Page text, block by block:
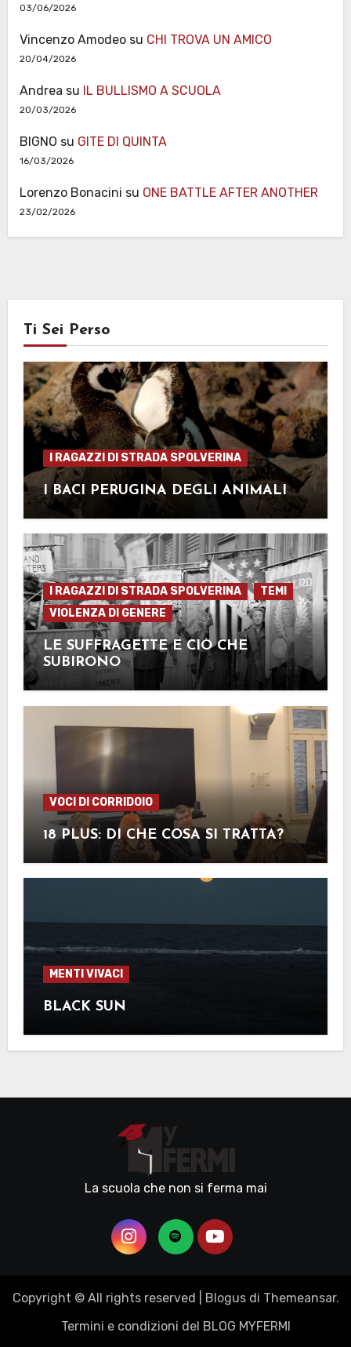
03/06/2026
Vincenzo Amodeosu CHI TROVA UN AMICO
20/04/2026
Andrea su IL BULLISMO A SCUOLA
20/03/2026
BIGNO su GITE DI QUINTA
16/03/2026
Lorenzo Bonacini su ONE BATTLE AFTER ANOTHER
23/02/2026
Ti Sei Perso
I RAGAZZI DI STRADA SPOLVERINA
I BACI PERUGINA DEGLI ANIMALI
I RAGAZZI DI STRADA SPOLVERINA
TEMI
VIOLENZA DI GENERE
LE SUFFRAGETTE E CIÒ CHE
SUBIRONO
VOCI DI CORRIDOIO
18 PLUS: DI CHE COSA SI TRATTA?
MENTI VIVACI
BLACK SUN
La scuola che non si ferma mai
Copyright © All rights reserved Blogusdi Themeansar.
Termini e condizioni del BLOG MYFERMI